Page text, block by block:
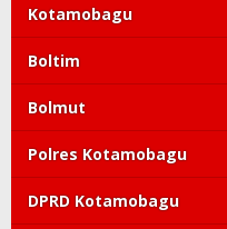
Kotamobagu
Boltim
Bolmut
Polres Kotamobagu
DPRD Kotamobagu